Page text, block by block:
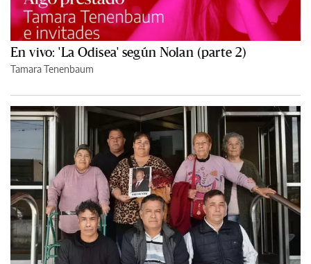
En vivo: 'La Odisea' según Nolan (parte 2)
Tamara Tenenbaum